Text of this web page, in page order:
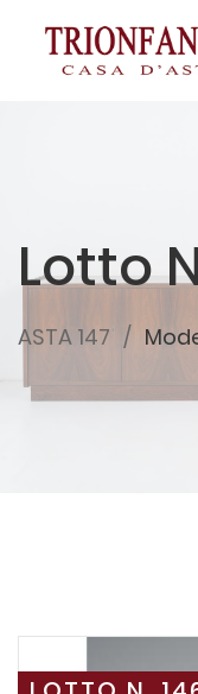
Lotto
ASTA 147